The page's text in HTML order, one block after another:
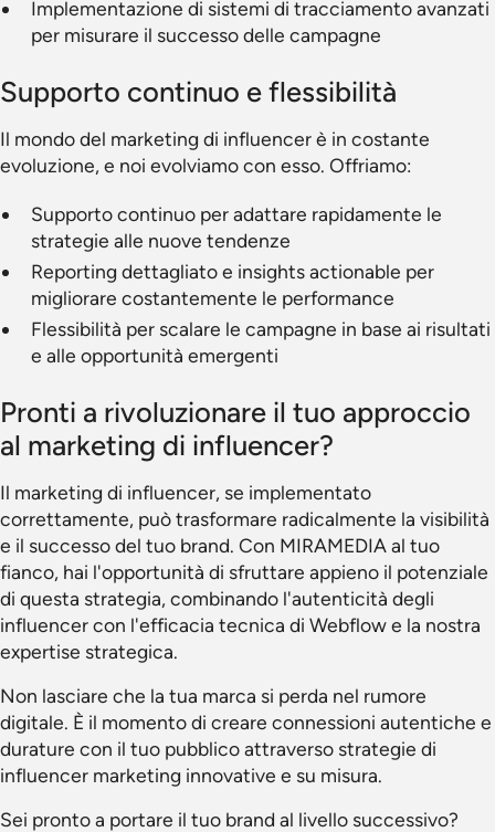
Implementazione di sistemi di tracciamento avanzati
per misurare il successo delle campagne
Supporto continuo e flessibilità
Il mondo del marketing di influencer è in costante
evoluzione, e noi evolviamo con esso. Offriamo:
Supporto continuo per adattare rapidamente le
strategie alle nuove tendenze
Reporting dettagliato e insights actionable per
migliorare costantemente le performance
Flessibilità per scalare le campagne in base ai risultati
e alle opportunità emergenti
Pronti a rivoluzionare il tuo approccio
al marketing di influencer?
Il marketing di influencer, se implementato
correttamente, può trasformare radicalmente la visibilità
e il successo del tuo brand. Con MIRAMEDIA al tuo
fianco, hai l'opportunità di sfruttare appieno il potenziale
di questa strategia, combinando l'autenticità degli
influencer con l'efficacia tecnica di Webflow e la nostra
expertise strategica.
Non lasciare che la tua marca si perda nel rumore
digitale. È il momento di creare connessioni autentiche e
durature con il tuo pubblico attraverso strategie di
influencer marketing innovative e su misura.
Sei pronto a portare il tuo brand al livello successivo?